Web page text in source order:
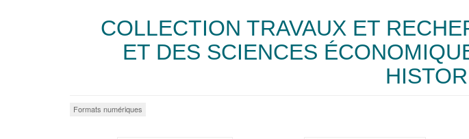
COLLECTION TRAVAUX ET
ET DES SCIENCES
Formats numériques